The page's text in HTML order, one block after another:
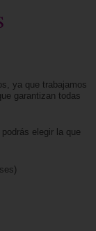
ya que trabajamos
garantizan todas
elegir la que